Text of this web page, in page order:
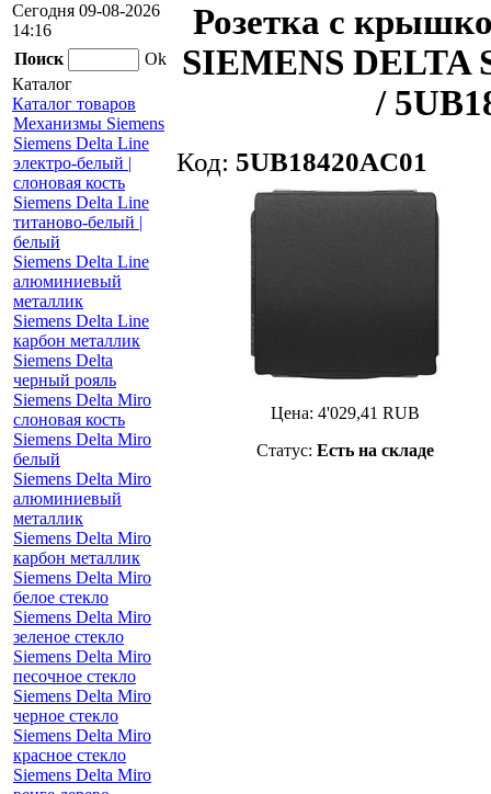
Сегодня 09-08-2026
14:16
Поиск
Ok
Каталог
Каталог товаров
Механизмы Siemens
Siemens Delta Line
электро-белый |
слоновая кость
Siemens Delta Line
титаново-белый |
белый
Siemens Delta Line
алюминиевый
металлик
Siemens Delta Line
карбон металлик
Siemens Delta
черный рояль
Siemens Delta Miro
слоновая кость
Siemens Delta Miro
белый
Siemens Delta Miro
алюминиевый
металлик
Siemens Delta Miro
карбон металлик
Siemens Delta Miro
белое стекло
Siemens Delta Miro
зеленое стекло
Siemens Delta Miro
песочное стекло
Siemens Delta Miro
черное стекло
Siemens Delta Miro
красное стекло
Siemens Delta Miro
Розетка с
SIEMENS DELTA
/
Код: 5UB18420AC01
Цена: 4'029,41 RUB
Статус: Есть на складе